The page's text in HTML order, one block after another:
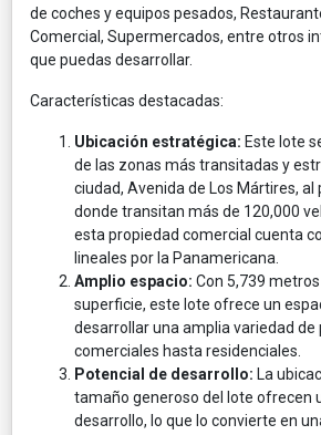
de coches y equipos pesados,
Comercial, Supermercados, entre otros
que puedas desarrollar.
Características destacadas:
Ubicación estratégica: Este lote
de las zonas más transitadas y
ciudad, Avenida de Los Mártires, al
donde transitan más de 120,000
esta propiedad comercial cuenta
lineales por la Panamericana.
Amplio espacio: Con 5,739
superficie, este lote ofrece un
desarrollar una amplia variedad de
comerciales hasta residenciales.
Potencial de desarrollo: La
tamaño generoso del lote ofrecen
desarrollo, lo que lo convierte en